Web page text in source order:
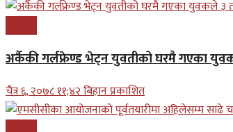
अर्कैकी गर्लफ्रेण्ड भेट्न युवतीको घरमै गएका
चैत्र ६, २०७८ ११;४२ बिहान प्रकाशित